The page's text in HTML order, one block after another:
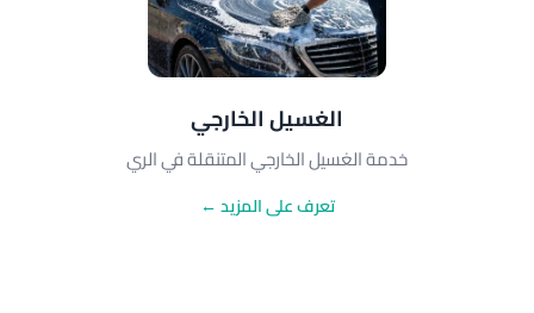
الغسيل الخارجي
خدمة الغسيل الخارجي المتنقلة في الري
تعرف على المزيد ←